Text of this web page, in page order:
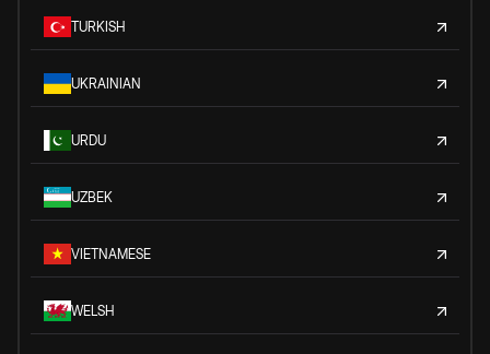
TURKISH
UKRAINIAN
URDU
UZBEK
VIETNAMESE
WELSH